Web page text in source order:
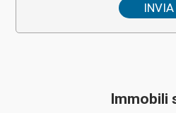
Immobili